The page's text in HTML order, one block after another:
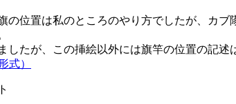
の位置は私のところのやり方でしたが、カ
したが、この挿絵以外には旗竿の位置の記
式）